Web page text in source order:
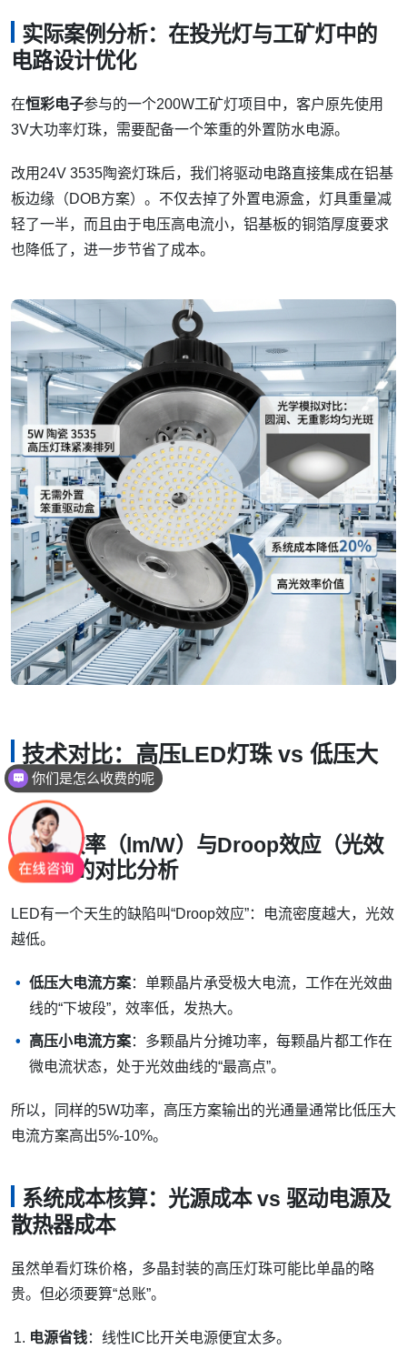
实际案例分析：在投光灯与工矿灯中的
电路设计优化
在恒彩电子参与的一个200W工矿灯项目中，客户原先使用
3V大功率灯珠，需要配备一个笨重的外置防水电源。
改用24V 3535陶瓷灯珠后，我们将驱动电路直接集成在铝基
板边缘（DOB方案）。不仅去掉了外置电源盒，灯具重量减
轻了一半，而且由于电压高电流小，铝基板的铜箔厚度要求
也降低了，进一步节省了成本。
技术对比：高压LED灯珠 vs 低压大
电流LED灯珠
发光效率（lm/W）与Droop效应（光效
下降）的对比分析
LED有一个天生的缺陷叫“Droop效应”：电流密度越大，光效
越低。
低压大电流方案：单颗晶片承受极大电流，工作在光效曲
线的“下坡段”，效率低，发热大。
高压小电流方案：多颗晶片分摊功率，每颗晶片都工作在
微电流状态，处于光效曲线的“最高点”。
所以，同样的5W功率，高压方案输出的光通量通常比低压大
电流方案高出5%-10%。
系统成本核算：光源成本 vs 驱动电源及
散热器成本
虽然单看灯珠价格，多晶封装的高压灯珠可能比单晶的略
贵。但必须要算“总账”。
电源省钱：线性IC比开关电源便宜太多。
你们是怎么收费的呢
现在有优惠活动吗